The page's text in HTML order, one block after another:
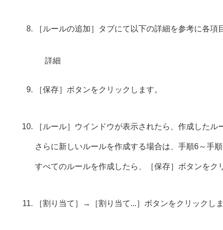
［ルールの追加］タブにて以下の詳細を参考に各項
詳細
［保存］ボタンをクリックします。
［ルール］ウインドウが表示されたら、作成した
さらに新しいルールを作成する場合は、手順6～手
すべてのルールを作成したら、［保存］ボタンをク
［割り当て］→［割り当て...］ボタンをクリックし